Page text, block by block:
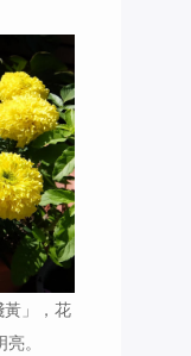
黃」，花
。